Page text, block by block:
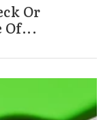
Or
Of...